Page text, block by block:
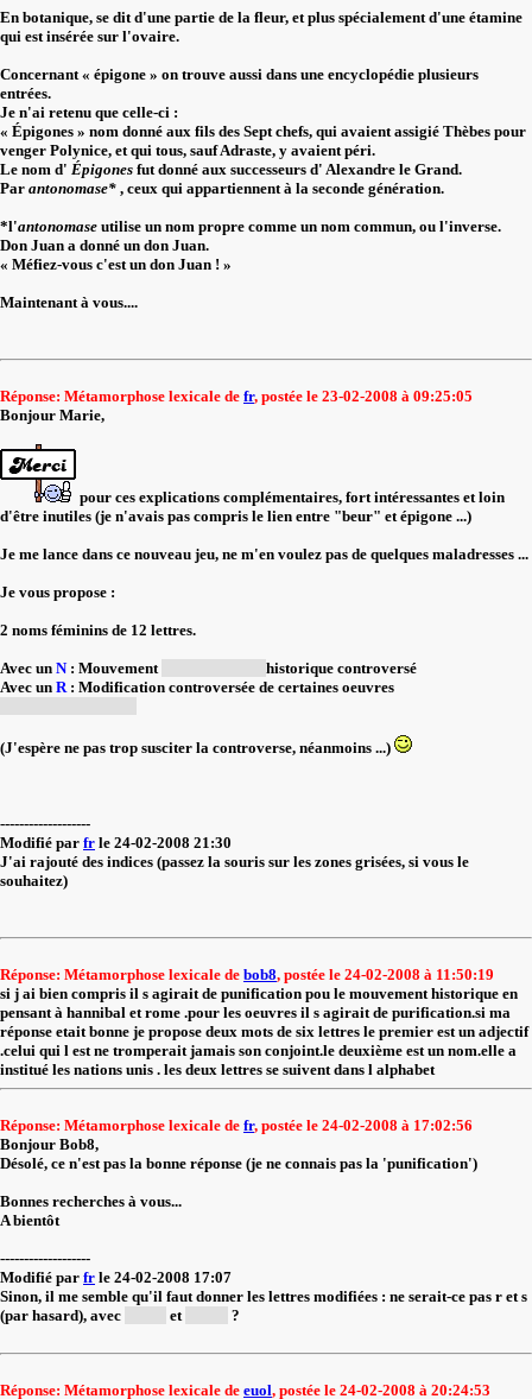
En botanique, se dit d'une partie de la fleur, et plus spécialement d'une étamine
qui est insérée sur l'ovaire.
Concernant « épigone » on trouve aussi dans une encyclopédie plusieurs
entrées.
Je n'ai retenu que celle-ci :
« Épigones » nom donné aux fils des Sept chefs, qui avaient assigié Thèbes pour
venger Polynice, et qui tous, sauf Adraste, y avaient péri.
Le nom d' Épigones fut donné aux successeurs d' Alexandre le Grand.
Par antonomase* , ceux qui appartiennent à la seconde génération.
*l'antonomase utilise un nom propre comme un nom commun, ou l'inverse.
Don Juan a donné un don Juan.
« Méfiez-vous c'est un don Juan ! »
Maintenant à vous....
Réponse: Métamorphose lexicale de fr, postée le 23-02-2008 à 09:25:05
Bonjour Marie,
pour ces explications complémentaires, fort intéressantes et loin
d'être inutiles (je n'avais pas compris le lien entre "beur" et épigone ...)
Je me lance dans ce nouveau jeu, ne m'en voulez pas de quelques maladresses ...
Je vous propose :
2 noms féminins de 12 lettres.
Avec un N: Mouvement
historique controversé
Avec un R: Modification controversée de certaines oeuvres
(J'espère ne pas trop susciter la controverse, néanmoins ...)
-------------------
Modifié par fr le 24-02-2008 21:30
J'ai rajouté des indices (passez la souris sur les zones grisées, si vous le
souhaitez)
Réponse: Métamorphose lexicale de bob8, postée le 24-02-2008 à 11:50:19
si j ai bien compris il s agirait de punification pou le mouvement historique en
pensant à hannibal et rome .pour les oeuvres il s agirait de purification.si ma
réponse etait bonne je propose deux mots de six lettres le premier est un adjectif
.celui qui l est ne tromperait jamais son conjoint.le deuxième est un nom.elle a
institué les nations unis . les deux lettres se suivent dans l alphabet
Réponse: Métamorphose lexicale de fr, postée le 24-02-2008 à 17:02:56
Bonjour Bob8,
Désolé, ce n'est pas la bonne réponse (je ne connais pas la 'punification')
Bonnes recherches à vous...
A bientôt
-------------------
Modifié par fr le 24-02-2008 17:07
Sinon, il me semble qu'il faut donner les lettres modifiées : ne serait-ce pas r et s
(par hasard), avec
et ?
Réponse: Métamorphose lexicale de euol, postée le 24-02-2008 à 20:24:53